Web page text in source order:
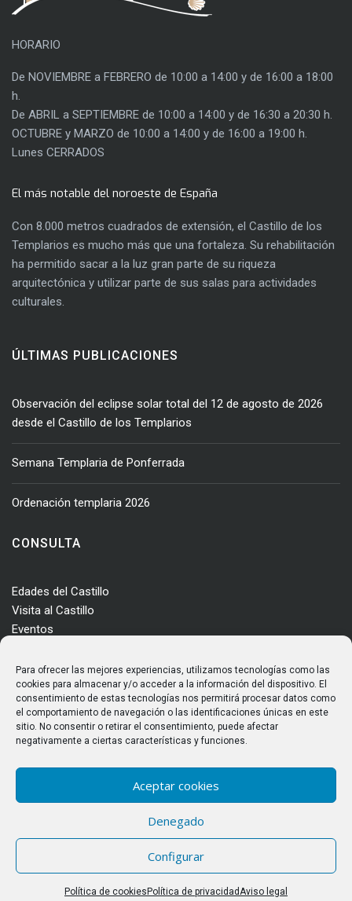
Para ofrecer las mejores experiencias, utilizamos tecnologías como las
cookies para almacenar y/o acceder a la información del dispositivo. El
consentimiento de estas tecnologías nos permitirá procesar datos como
el comportamiento de navegación o las identificaciones únicas en este
sitio. No consentir o retirar el consentimiento, puede afectar
negativamente a ciertas características y funciones.
Aceptar cookies
Denegado
Configurar
Política de cookies Política de privacidadAviso legal
HORARIO
De NOVIEMBRE a FEBRERO de 10:00 a 14:00 y de 16:00 a 18:00
h.
De ABRIL a SEPTIEMBRE de 10:00 a 14:00 y de 16:30 a 20:30 h.
OCTUBRE y MARZO de 10:00 a 14:00 y de 16:00 a 19:00 h.
Lunes CERRADOS
El más notable del noroeste de España
Con 8.000 metros cuadrados de extensión, el Castillo de los
Templarios es mucho más que una fortaleza. Su rehabilitación
ha permitido sacar a la luz gran parte de su riqueza
arquitectónica y utilizar parte de sus salas para actividades
culturales.
ÚLTIMAS PUBLICACIONES
Observación del eclipse solar total del 12 de agosto de 2026
desde el Castillo de los Templarios
Semana Templaria de Ponferrada
Ordenación templaria 2026
CONSULTA
Edades del Castillo
Visita al Castillo
Eventos
Enclave
Más información
Consultas
Horarios y tarifas
© Castillo de los Templarios. Todos los derechos reservados
Miratel